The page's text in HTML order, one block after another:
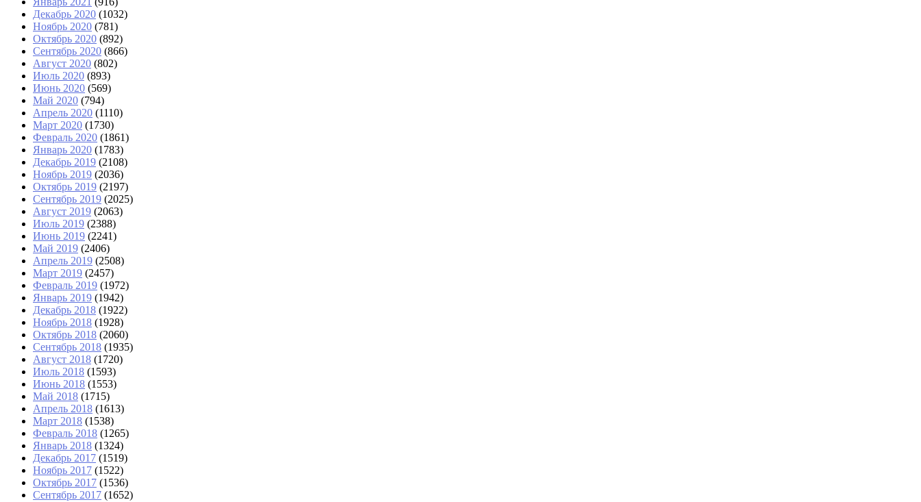
Декабрь 2020 (1032)
Ноябрь 2020 (781)
Октябрь 2020 (892)
Сентябрь 2020 (866)
Август 2020 (802)
Июль 2020 (893)
Июнь 2020 (569)
Май 2020 (794)
Апрель 2020 (1110)
Март 2020 (1730)
Февраль 2020 (1861)
Январь 2020 (1783)
Декабрь 2019 (2108)
Ноябрь 2019 (2036)
Октябрь 2019 (2197)
Сентябрь 2019 (2025)
Август 2019 (2063)
Июль 2019 (2388)
Июнь 2019 (2241)
Май 2019 (2406)
Апрель 2019 (2508)
Март 2019 (2457)
Февраль 2019 (1972)
Январь 2019 (1942)
Декабрь 2018 (1922)
Ноябрь 2018 (1928)
Октябрь 2018 (2060)
Сентябрь 2018 (1935)
Август 2018 (1720)
Июль 2018 (1593)
Июнь 2018 (1553)
Май 2018 (1715)
Апрель 2018 (1613)
Март 2018 (1538)
Февраль 2018 (1265)
Январь 2018 (1324)
Декабрь 2017 (1519)
Ноябрь 2017 (1522)
Октябрь 2017 (1536)
Сентябрь 2017 (1652)